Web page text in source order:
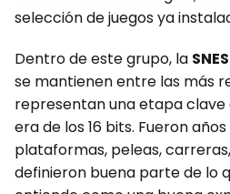
selección de juegos ya
Dentro de este grupo, la
se mantienen entre las más
representan una etapa clave
era de los 16 bits. Fueron
plataformas, peleas,
definieron buena parte de lo